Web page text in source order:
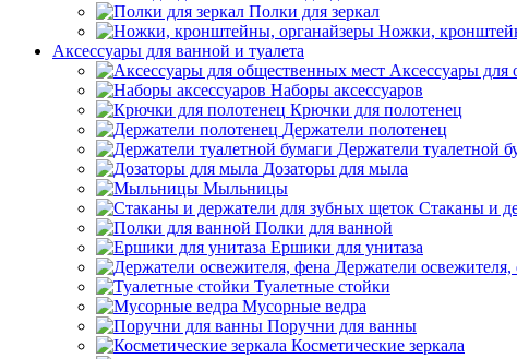
Полки для зеркал
Ножки,
Аксессуары для ванной и туалета
Аксессуары для
Наборы аксессуаров
Крючки для полотенец
Держатели полотенец
Держатели туалетной
Дозаторы для мыла
Мыльницы
Стаканы и
Полки для ванной
Ершики для унитаза
Держатели освежителя,
Туалетные стойки
Мусорные ведра
Поручни для ванны
Косметические зеркала